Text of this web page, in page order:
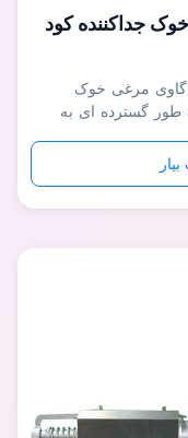
جداکننده کود
گاوی مرغی خوک
طور گسترده ای به
شراب، بقایای دارو،
بیوگاز برای خوک،